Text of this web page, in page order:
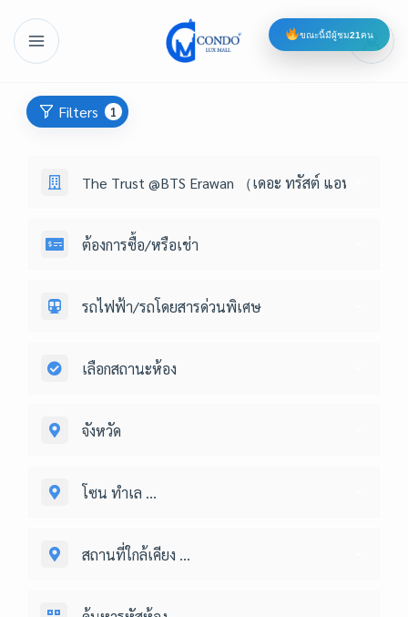
Filters 1
The Trust @BTS Erawan （เดอะ ทรัสต์ แอท บีทีเอส
ต้องการซื้อ/หรือเช่า
รถไฟฟ้า/รถโดยสารด่วนพิเศษ
เลือกสถานะห้อง
จังหวัด
โซน ทำเล ...
สถานที่ใกล้เคียง ...
ขณะนี้มีผู้ชม21คน